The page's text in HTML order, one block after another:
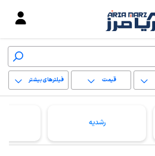
قیمت فیلترهای بیشتر
رشدیه